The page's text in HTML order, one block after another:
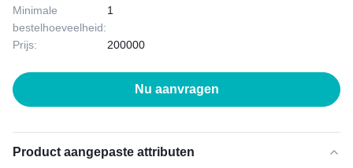
Minimale
bestelhoeveelheid:
1
Prijs: 200000
Nu aanvragen
Product aangepaste attributen